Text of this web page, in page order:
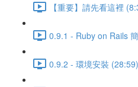
【重要】請先看這裡
0.9.1 - Ruby on Rails
0.9.2 - 環境安裝 (28:59)